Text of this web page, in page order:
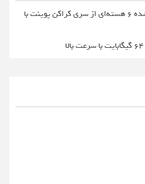
پردازنده معرفی‌نشده 6 هسته‌ای از سری کراکن پوینت با